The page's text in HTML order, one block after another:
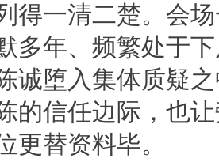
得一清二楚。会
多年、频繁处于
诚堕入集体质疑
的信任边际，也
更替资料毕。